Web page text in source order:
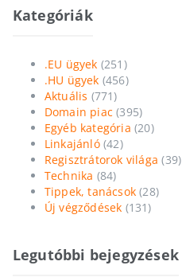
Kategóriák
.EU ügyek (251)
.HU ügyek (456)
Aktuális (771)
Domain piac (395)
Egyéb kategória (20)
Linkajánló(42)
Regisztrátorok világa (39)
Technika (84)
Tippek, tanácsok (28)
Új végződések (131)
Legutóbbi bejegyzések